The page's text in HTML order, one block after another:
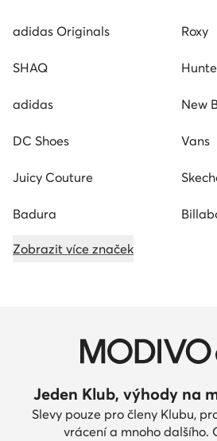
adidas Originals Roxy
SHAQ
adidas New
DC Shoes Vans
Juicy Couture
Badura
Zobrazit více značek
Jeden Klub, výhody na
Slevy pouze pro členy Klubu,
vrácení a mnoho dalšího.